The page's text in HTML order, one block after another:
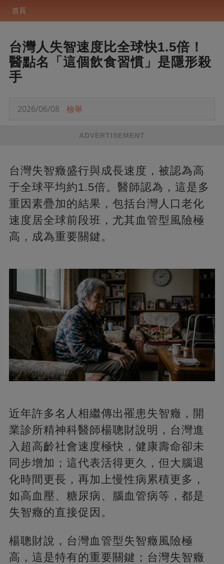
首頁
台灣人失智速度比全球快1.5倍！
醫點名「這個飲食習慣」是隱形殺
手
2026/06/08 檢舉
ADVERTISEMENT
台灣失智癥盛行與成長速度，被認為高
于全球平均約1.5倍。醫師認為，這是多
重因素疊加的結果，包括台灣人口老化
速度居全球前段班，尤其血管型風險極
高，成為重要關鍵。
近年許多名人相繼傳出罹患失智癥，開
業診所精神科醫師楊聰財說明，台灣進
入超高齡社會速度極快，健康壽命卻未
同步增加；這代表活得更久，但大腦退
化時間更長，再加上慢性病累積更多，
如高血壓、糖尿病、腦血管病等，都是
失智癥的直接促因。
楊聰財說，台灣血管型失智癥風險極
高，這是特有的重要關鍵；台灣失智癥